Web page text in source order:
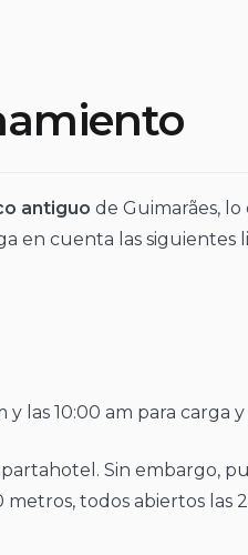
antiguo de Guimarães,
en cuenta las siguientes
las 10:00 am para carga y
Sin embargo,
todos abiertos las